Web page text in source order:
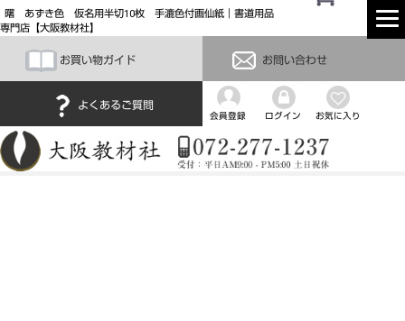
曙 あずき色 仮名用半切10枚 手漉色付画仙紙｜書道用品
専門店【大阪教材社】
お買い物ガイド お問い合わせ
よくあるご質問
会員登録 ログイン お気に入り